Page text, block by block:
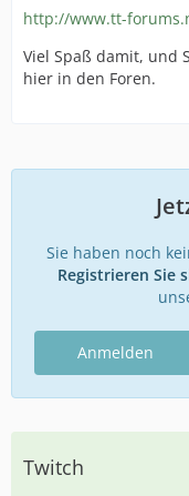
http://www.tt-
Viel Spaß damit, und
hier in den Foren.
Sie haben noch
Registrieren Sie
Anmelden
Twitch